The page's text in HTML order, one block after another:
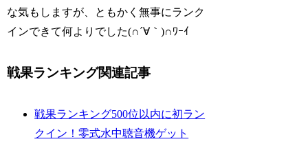
な気もしますが、ともかく無事にランク
インできて何よりでした(∩´∀｀)∩ﾜｰｲ
戦果ランキング関連記事
戦果ランキング500位以内に初ラン
クイン！零式水中聴音機ゲット